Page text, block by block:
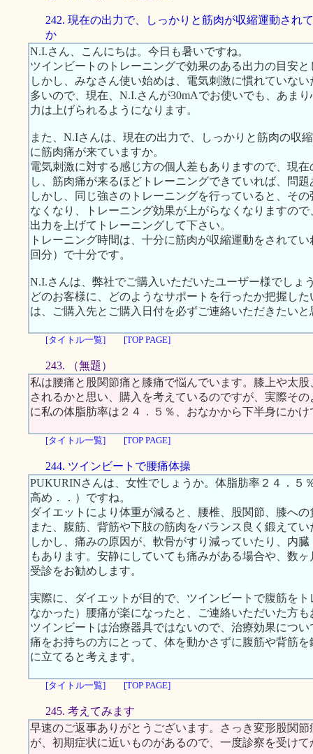
242. 現在の出力で、しっかりと筋肉が収縮運動され
か
N.I.さん、こんにちは。今日も暑いですね。
ツインビートのトレーニングで効果のある出力の目安
しかし、みなさん使い始めは、電気刺激に慣れていな
多いので、現在、N.I.さんが30mAでお使いでも、あま
力は上げられるようになります。
また、N.Iさんは、現在の出力で、しっかりと筋肉の収
に筋肉痛が来ていますか。
電気刺激に対する感じ方の個人差もありますので、現
し、筋肉痛が来るほどトレーニングできていれば、問
しかし、同じ強さのトレーニングを行っていると、そ
なくなり、トレーニング効果が上がらなくなりますの
出力を上げてトレーニングして下さい。
トレーニング時間は、十分に筋肉が収縮運動をされて
回分）で十分です。
N.I.さんは、弊社でご購入いただいたユーザー様でしょ
どのお客様に、どのようなサポートを行ったか把握し
は、ご購入先とご購入日付を必ずご連絡いただきたいと
[タイトル一覧] [TOP PAGE]
243. （無題）
私は腰痛と股関節痛と膝痛で悩んでいます。膝上や太
されるかと思い、購入を考えているのですが、実際そ
に私の体脂肪率は２４．５％、おなかから下半身にか
[タイトル一覧] [TOP PAGE]
244. ツインビートで腰痛体操
PUKURINさんは、女性でしょうか。体脂肪率２４．５
高め．．）ですね。
ダイエットにより体重が減ると、腰椎、股関節、膝へ
また、腹筋、背筋や下肢の筋肉をバランス良く鍛えて
しかし、痛みの原因が、軟骨がすり減っていたり、内
もあります。安静にしていても痛みがある場合や、数
受診をお勧めします。
実際に、ダイエットが目的で、ツインビートで腹筋を
なかった）腰痛が楽になったと、ご連絡いただいた方も
ツインビートは治療器具ではないので、治療効果につ
痛をお持ちの方にとって、体を動かさずに腹筋や背筋
に立てると考えます。
[タイトル一覧] [TOP PAGE]
245. 考えてみます
早速のご返事ありがとうございます。さっき変形股関
が、初期症状に近いものがあるので、一度診察を受け